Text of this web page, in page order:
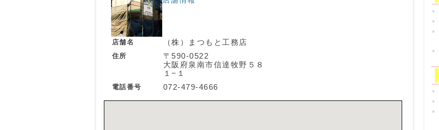
店舗名 （株）まつもと工務店
住所
〒590-0522
大阪府泉南市信達牧野５８
１−１
電話番号 072-479-4666